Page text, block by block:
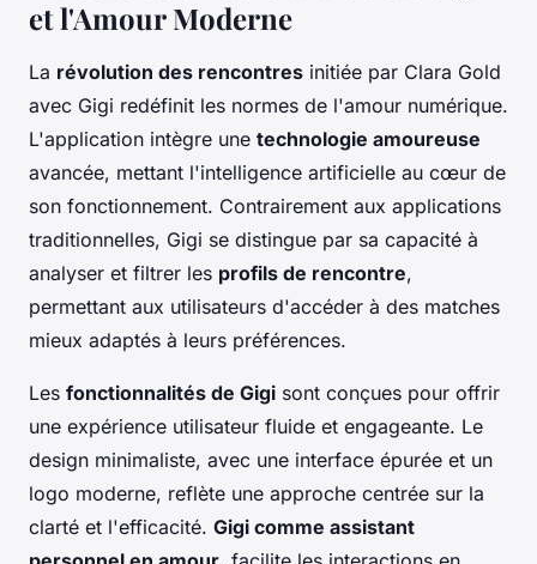
et l'Amour Moderne
La révolution des rencontres initiée par Clara Gold
avec Gigi redéfinit les normes de l'amour numérique.
L'application intègre une technologie amoureuse
avancée, mettant l'intelligence artificielle au cœur de
son fonctionnement. Contrairement aux applications
traditionnelles, Gigi se distingue par sa capacité à
analyser et filtrer les profils de rencontre,
permettant aux utilisateurs d'accéder à des matches
mieux adaptés à leurs préférences.
Les fonctionnalités de Gigi sont conçues pour offrir
une expérience utilisateur fluide et engageante. Le
design minimaliste, avec une interface épurée et un
logo moderne, reflète une approche centrée sur la
clarté et l'efficacité. Gigi comme assistant